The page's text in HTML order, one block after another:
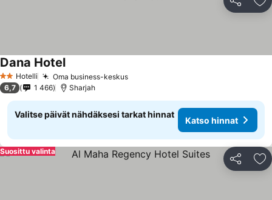
Jaa
2 Tähtiluokitus
Hotelli Oma business-keskus
Dana Hotel
6,7 1 466 Sharjah
Valitse päivät nähdäksesi tarkat hinnat
Katso hinnat
Jaa
Suosittu valinta